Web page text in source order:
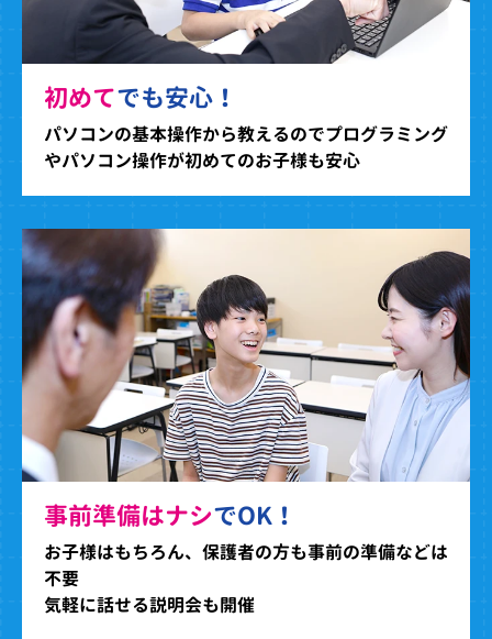
初めてでも安心！
パソコンの基本操作から教えるのでプログラミング
やパソコン操作が初めてのお子様も安心
事前準備はナシでOK！
お子様はもちろん、保護者の方も事前の準備などは
不要
気軽に話せる説明会も開催